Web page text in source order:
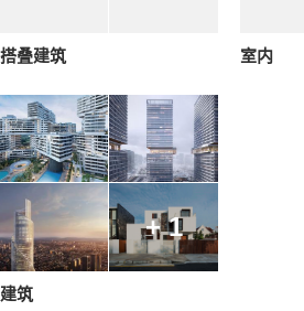
搭叠建筑 室内
+ 1
建筑